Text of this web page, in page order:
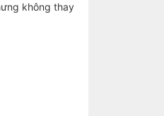
không thay